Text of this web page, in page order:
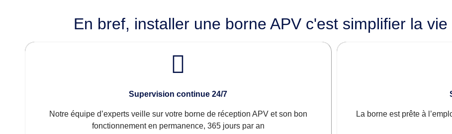
En bref, installer une borne APV c'est simplifier la
Supervision continue 24/7
Notre équipe d’experts veille sur votre borne de réception APV et son bon
fonctionnement en permanence, 365 jours par an
La borne est prête à